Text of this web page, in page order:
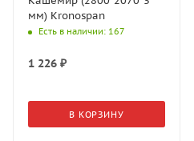
мм) Kronospan
Есть в наличии: 167
1 226 ₽
В КОРЗИНУ